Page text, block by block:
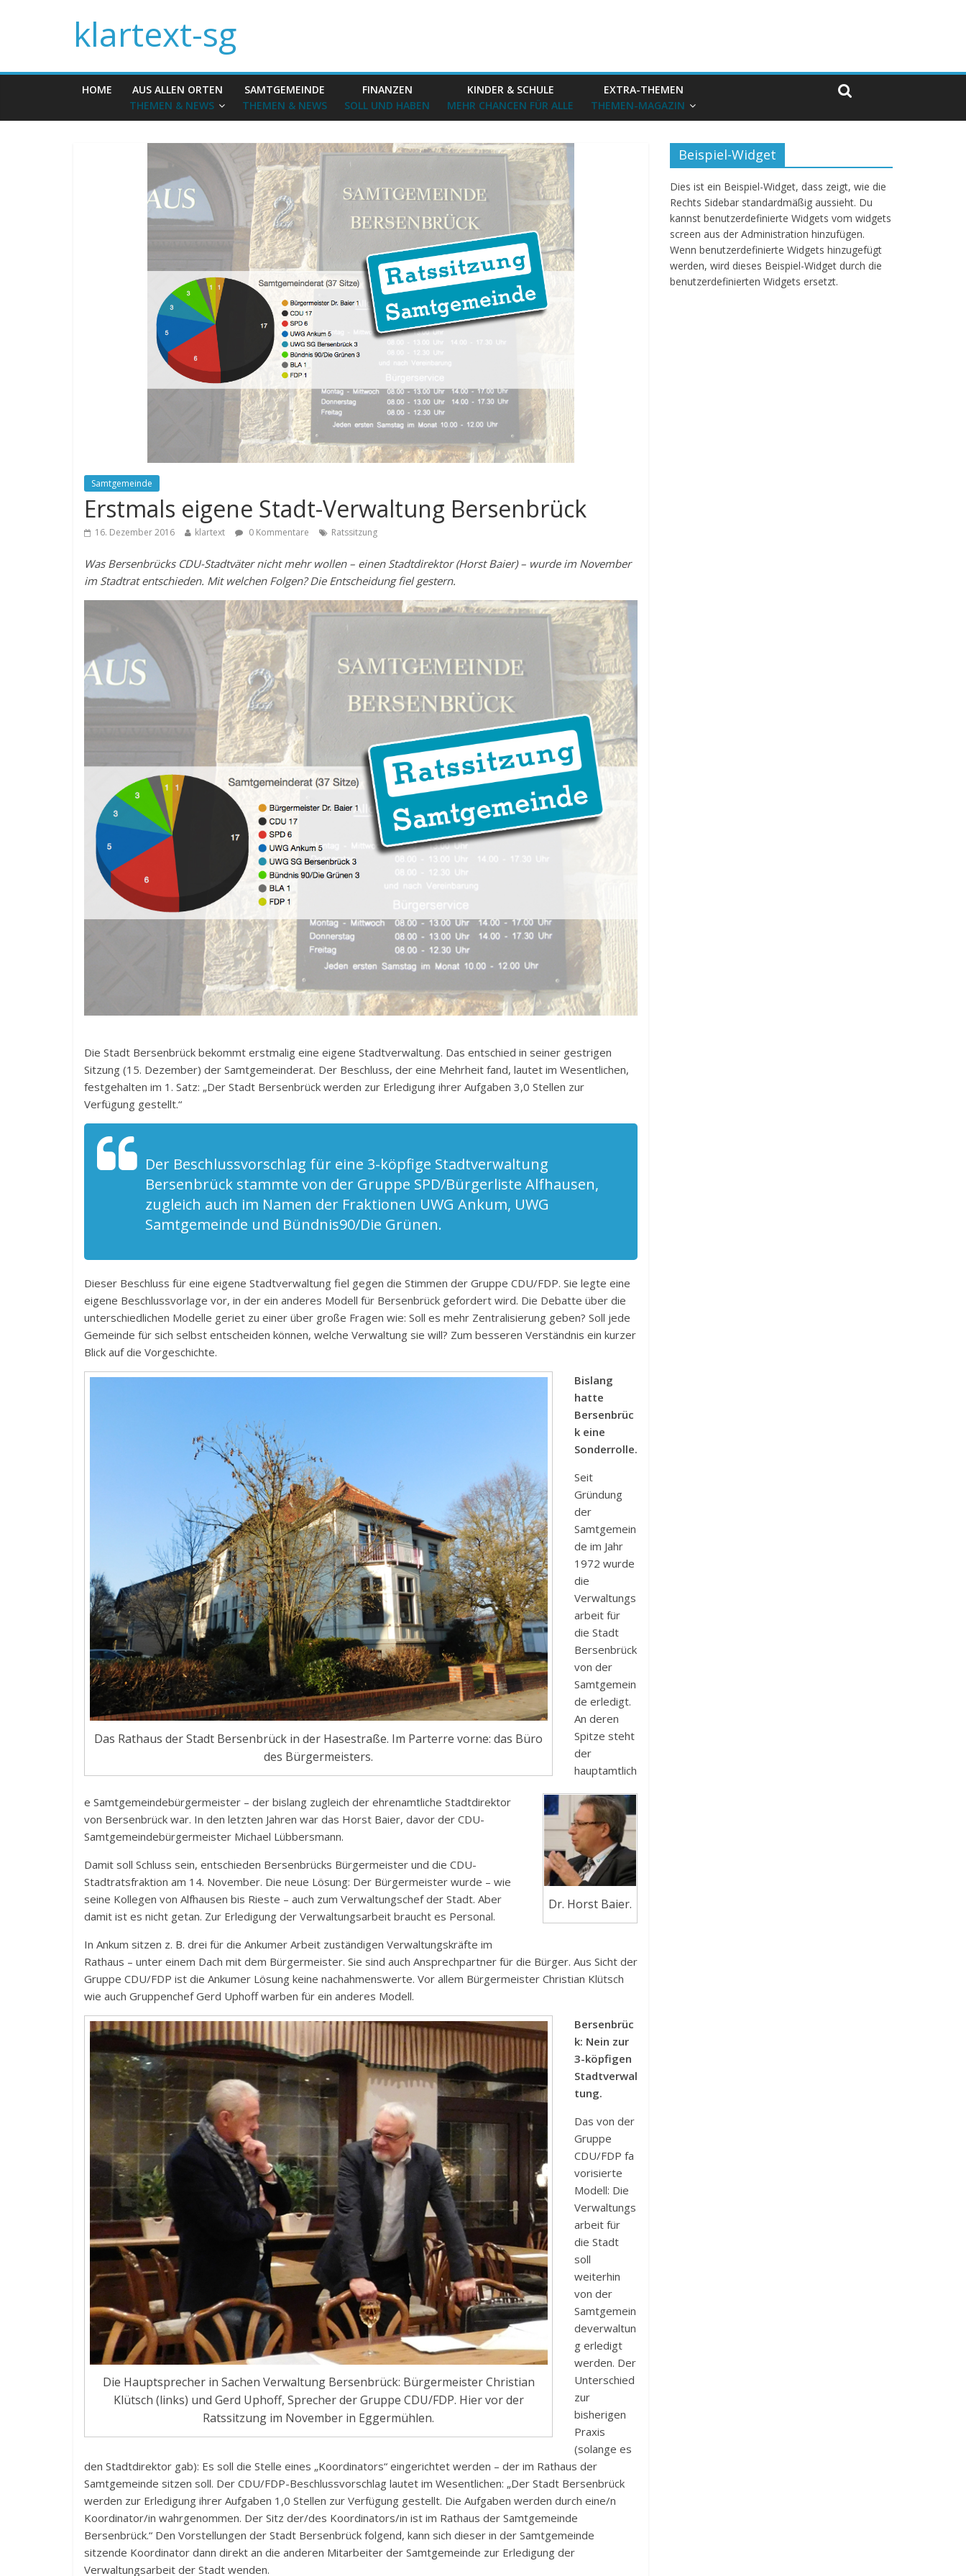
klartext-sg
HOME
AUS ALLEN ORTEN
THEMEN & NEWS
SAMTGEMEINDE
THEMEN & NEWS
FINANZEN
SOLL UND HABEN
KINDER & SCHULE
MEHR CHANCEN FÜR ALLE
EXTRA-THEMEN
THEMEN-MAGAZIN
Samtgemeinde
Erstmals eigene Stadt-Verwaltung Bersenbrück
16. Dezember 2016 klartext 0 Kommentare Ratssitzung
Was Bersenbrücks CDU-Stadtväter nicht mehr wollen – einen Stadtdirektor (Horst Baier) – wurde im November
im Stadtrat entschieden. Mit welchen Folgen? Die Entscheidung fiel gestern.
Die Stadt Bersenbrück bekommt erstmalig eine eigene Stadtverwaltung. Das entschied in seiner gestrigen
Sitzung (15. Dezember) der Samtgemeinderat. Der Beschluss, der eine Mehrheit fand, lautet im Wesentlichen,
festgehalten im 1. Satz: „Der Stadt Bersenbrück werden zur Erledigung ihrer Aufgaben 3,0 Stellen zur
Verfügung gestellt.“
Der Beschlussvorschlag für eine 3-köpfige Stadtverwaltung
Bersenbrück stammte von der Gruppe SPD/Bürgerliste Alfhausen,
zugleich auch im Namen der Fraktionen UWG Ankum, UWG
Samtgemeinde und Bündnis90/Die Grünen.
Dieser Beschluss für eine eigene Stadtverwaltung fiel gegen die Stimmen der Gruppe CDU/FDP. Sie legte eine
eigene Beschlussvorlage vor, in der ein anderes Modell für Bersenbrück gefordert wird. Die Debatte über die
unterschiedlichen Modelle geriet zu einer über große Fragen wie: Soll es mehr Zentralisierung geben? Soll jede
Gemeinde für sich selbst entscheiden können, welche Verwaltung sie will? Zum besseren Verständnis ein kurzer
Blick auf die Vorgeschichte.
Das Rathaus der Stadt Bersenbrück in der Hasestraße. Im Parterre vorne: das Büro
des Bürgermeisters.
Bislang
hatte
Bersenbrüc
k eine
Sonderrolle.
Dr. Horst Baier.
Seit
Gründung
der
Samtgemein
de im Jahr
1972 wurde
die
Verwaltungs
arbeit für
die Stadt
Bersenbrück
von der
Samtgemein
de erledigt.
An deren
Spitze steht
der
hauptamtlich
e Samtgemeindebürgermeister – der bislang zugleich der ehrenamtliche Stadtdirektor
von Bersenbrück war. In den letzten Jahren war das Horst Baier, davor der CDU-
Samtgemeindebürgermeister Michael Lübbersmann.
Damit soll Schluss sein, entschieden Bersenbrücks Bürgermeister und die CDU-
Stadtratsfraktion am 14. November. Die neue Lösung: Der Bürgermeister wurde – wie
seine Kollegen von Alfhausen bis Rieste – auch zum Verwaltungschef der Stadt. Aber
damit ist es nicht getan. Zur Erledigung der Verwaltungsarbeit braucht es Personal.
In Ankum sitzen z. B. drei für die Ankumer Arbeit zuständigen Verwaltungskräfte im
Rathaus – unter einem Dach mit dem Bürgermeister. Sie sind auch Ansprechpartner für die Bürger. Aus Sicht der
Gruppe CDU/FDP ist die Ankumer Lösung keine nachahmenswerte. Vor allem Bürgermeister Christian Klütsch
wie auch Gruppenchef Gerd Uphoff warben für ein anderes Modell.
Die Hauptsprecher in Sachen Verwaltung Bersenbrück: Bürgermeister Christian
Klütsch (links) und Gerd Uphoff, Sprecher der Gruppe CDU/FDP. Hier vor der
Ratssitzung im November in Eggermühlen.
Bersenbrüc
k: Nein zur
3-köpfigen
Stadtverwal
tung.
Das von der
Gruppe
CDU/FDP fa
vorisierte
Modell: Die
Verwaltungs
arbeit für
die Stadt
soll
weiterhin
von der
Samtgemein
deverwaltun
g erledigt
werden. Der
Unterschied
zur
bisherigen
Praxis
(solange es
den Stadtdirektor gab): Es soll die Stelle eines „Koordinators“ eingerichtet werden – der im Rathaus der
Samtgemeinde sitzen soll. Der CDU/FDP-Beschlussvorschlag lautet im Wesentlichen: „Der Stadt Bersenbrück
werden zur Erledigung ihrer Aufgaben 1,0 Stellen zur Verfügung gestellt. Die Aufgaben werden durch eine/n
Koordinator/in wahrgenommen. Der Sitz der/des Koordinators/in ist im Rathaus der Samtgemeinde
Bersenbrück.“ Den Vorstellungen der Stadt Bersenbrück folgend, kann sich dieser in der Samtgemeinde
sitzende Koordinator dann direkt an die anderen Mitarbeiter der Samtgemeinde zur Erledigung der
Verwaltungsarbeit der Stadt wenden.
Beispiel-Widget
Dies ist ein Beispiel-Widget, dass zeigt, wie die
Rechts Sidebar standardmäßig aussieht. Du
kannst benutzerdefinierte Widgets vom widgets
screen aus der Administration hinzufügen.
Wenn benutzerdefinierte Widgets hinzugefügt
werden, wird dieses Beispiel-Widget durch die
benutzerdefinierten Widgets ersetzt.